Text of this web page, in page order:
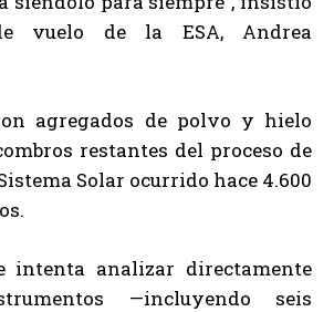
vuelo de la ESA, Andrea
agregados de polvo y hielo
restantes del proceso de
Solar ocurrido hace 4.600
intenta analizar directamente
—incluyendo seis